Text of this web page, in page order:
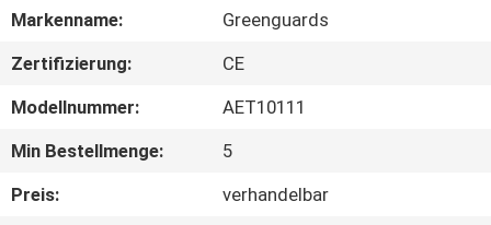
AUSFLUG
QUALITÄTSKONTROLLE
Markenname:
Greenguards
Zertifizierung:
CE
Modellnummer:
AET10111
Min Bestellmenge:
5
Preis:
verhandelbar